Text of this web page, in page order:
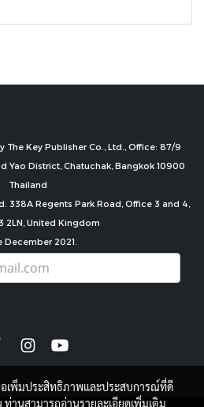
Key Publisher Co., Ltd., Office: 87/9
Yao District, Chatuchak, Bangkok 10900
Thailand
338A Regents Park Road, Office 3 and 4,
2LN, United Kingdom
December 2021.
อเพิ่มประสิทธิภาพและประสบการณ์ที่ดี
ท่านสามารถอ่านรายละเอียดเพิ่มเติม